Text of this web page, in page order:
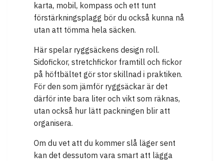
karta, mobil, kompass och ett tunt
förstärkningsplagg bör du också kunna nå
utan att tömma hela säcken.
Här spelar ryggsäckens design roll.
Sidofickor, stretchfickor framtill och fickor
på höftbältet gör stor skillnad i praktiken.
För den som jämför ryggsäckar är det
därför inte bara liter och vikt som räknas,
utan också hur lätt packningen blir att
organisera.
Om du vet att du kommer slå läger sent
kan det dessutom vara smart att lägga